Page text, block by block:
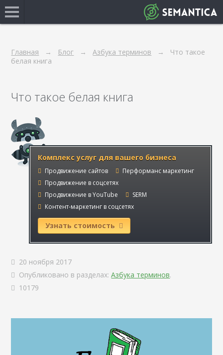
Главная Блог Азбука терминов
Что такое
белая книга
Что такое белая книга
Комплекс услуг для вашего бизнеса
Продвижение сайтов
Перформанс маркетинг
Продвижение в соцсетях
Продвижение в YouTube
SERM
Контент-маркетинг в соцсетях
Узнать стоимость
20 ноября 2017
Опубликовано в разделах: Азбука терминов.
10179